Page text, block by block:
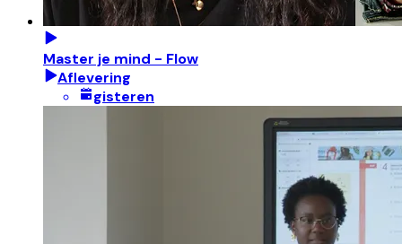
Master je mind - Flow
Aflevering
gisteren